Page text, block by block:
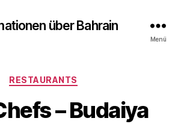
über Bahrain
Menü
Kategorien
RESTAURANTS
– Budaiya